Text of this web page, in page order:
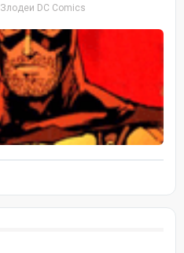
Злодеи DC Comics